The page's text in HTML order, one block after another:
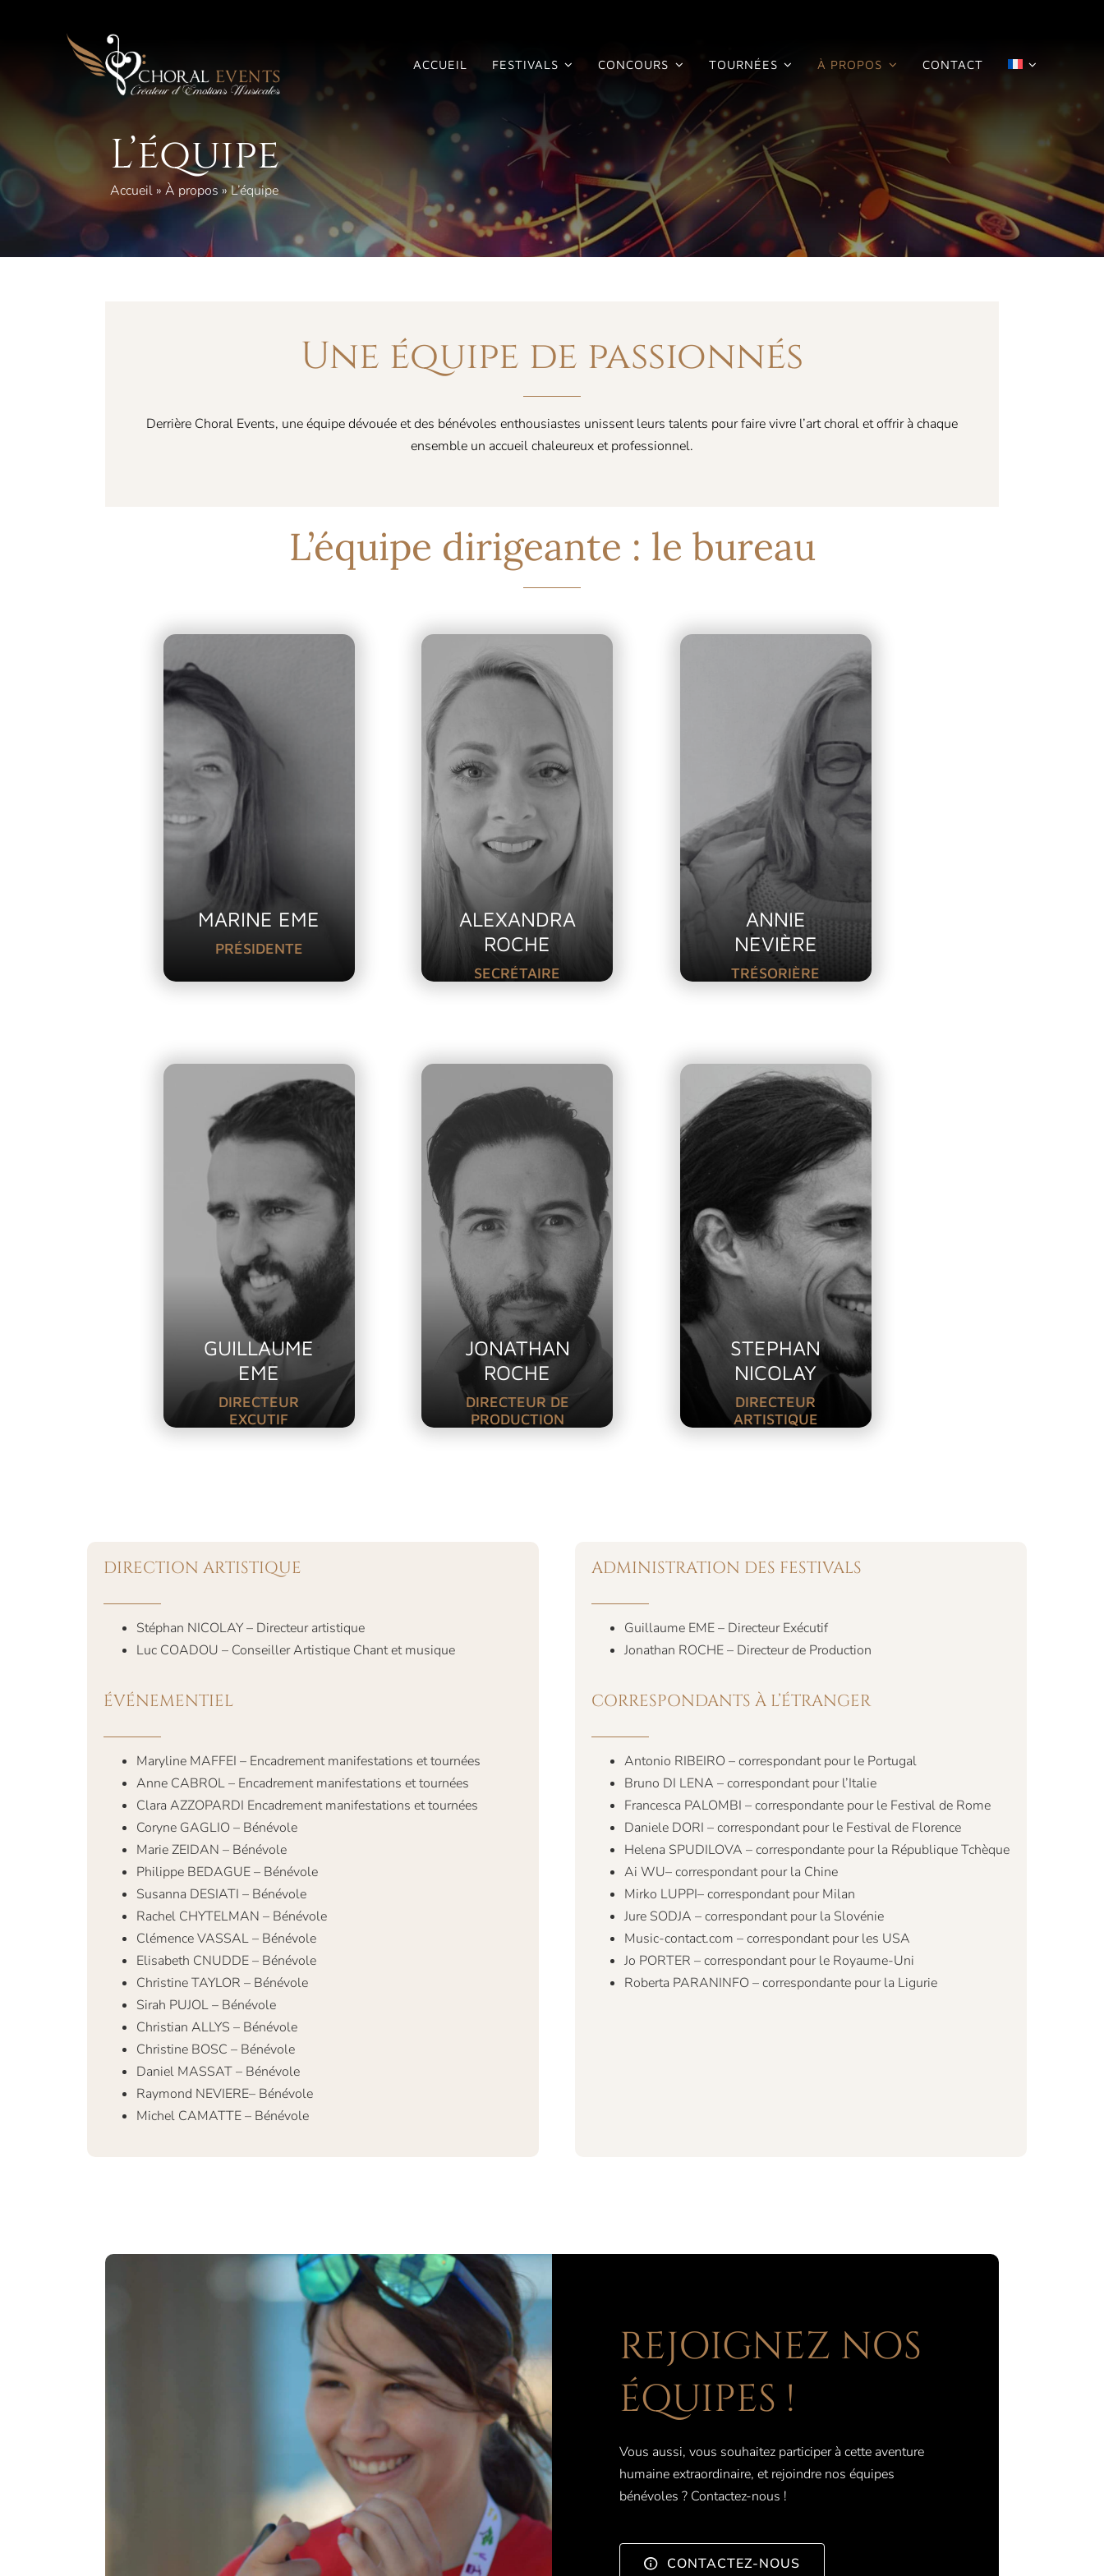
ACCUEIL FESTIVALS CONCOURS TOURNÉES À PROPOS CONTACT
L’équipe
Accueil »À propos »L’équipe
Une équipe de passionnés
Derrière Choral Events, une équipe dévouée et des bénévoles enthousiastes unissent leurs talents pour faire vivre l’art choral et offrir à chaque
ensemble un accueil chaleureux et professionnel.
L’équipe dirigeante : le bureau
MARINE EME
PRÉSIDENTE
ALEXANDRA
ROCHE
SECRÉTAIRE
ANNIE
NEVIÈRE
TRÉSORIÈRE
GUILLAUME
EME
DIRECTEUR
EXCUTIF
JONATHAN
ROCHE
DIRECTEUR DE
PRODUCTION
STEPHAN
NICOLAY
DIRECTEUR
ARTISTIQUE
DIRECTION ARTISTIQUE
Stéphan NICOLAY – Directeur artistique
Luc COADOU – Conseiller Artistique Chant et musique
ÉVÉNEMENTIEL
Maryline MAFFEI – Encadrement manifestations et tournées
Anne CABROL – Encadrement manifestations et tournées
Clara AZZOPARDI Encadrement manifestations et tournées
Coryne GAGLIO – Bénévole
Marie ZEIDAN – Bénévole
Philippe BEDAGUE – Bénévole
Susanna DESIATI – Bénévole
Rachel CHYTELMAN – Bénévole
Clémence VASSAL – Bénévole
Elisabeth CNUDDE – Bénévole
Christine TAYLOR – Bénévole
Sirah PUJOL – Bénévole
Christian ALLYS – Bénévole
Christine BOSC – Bénévole
Daniel MASSAT – Bénévole
Raymond NEVIERE– Bénévole
Michel CAMATTE – Bénévole
ADMINISTRATION DES FESTIVALS
Guillaume EME – Directeur Exécutif
Jonathan ROCHE – Directeur de Production
CORRESPONDANTS À L’ÉTRANGER
Antonio RIBEIRO – correspondant pour le Portugal
Bruno DI LENA – correspondant pour l’Italie
Francesca PALOMBI – correspondante pour le Festival de Rome
Daniele DORI – correspondant pour le Festival de Florence
Helena SPUDILOVA – correspondante pour la République Tchèque
Ai WU– correspondant pour la Chine
Mirko LUPPI– correspondant pour Milan
Jure SODJA – correspondant pour la Slovénie
Music-contact.com – correspondant pour les USA
Jo PORTER – correspondant pour le Royaume-Uni
Roberta PARANINFO – correspondante pour la Ligurie
REJOIGNEZ NOS
ÉQUIPES !
Vous aussi, vous souhaitez participer à cette aventure
humaine extraordinaire, et rejoindre nos équipes
bénévoles ? Contactez-nous !
CONTACTEZ-NOUS